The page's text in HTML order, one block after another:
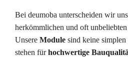
Bei deumoba unterscheiden wir
herkömmlichen und oft unbeliebten
Unsere Module sind keine simplen
stehen fürhochwertige